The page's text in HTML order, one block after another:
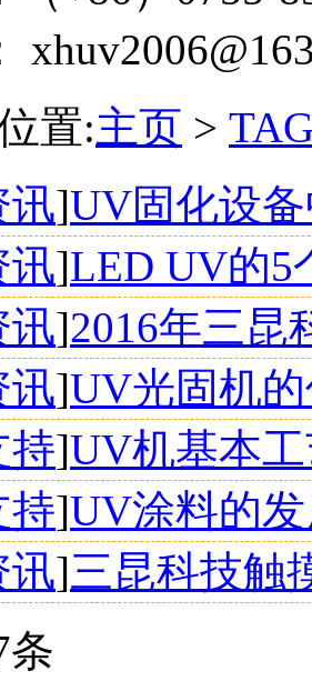
置:主页 >
讯]UV固化设
讯]LED UV的5
讯]2016年三昆
讯]UV光固机
持]UV机基本
持]UV涂料的
讯]三昆科技触
条